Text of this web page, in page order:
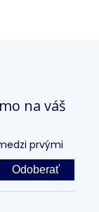
na váš
prvými
Odoberať